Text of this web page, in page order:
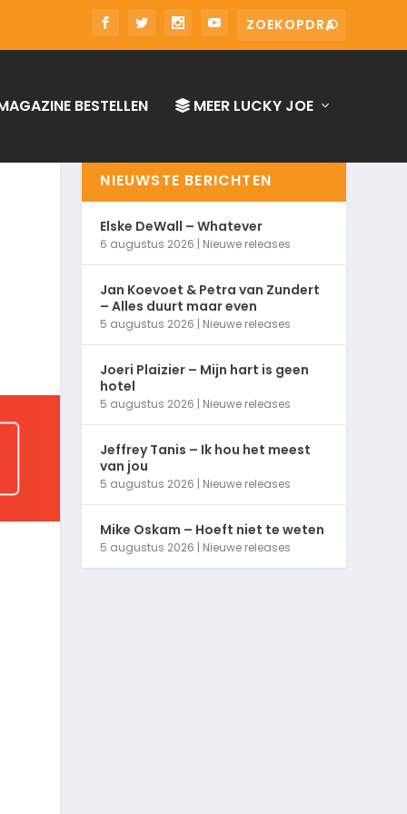
BESTELLEN MEER LUCKY JOE
NIEUWSTE BERICHTEN
Elske DeWall – Whatever
6 augustus 2026 | Nieuwe releases
Jan Koevoet & Petra van Zundert
– Alles duurt maar even
5 augustus 2026 | Nieuwe releases
Joeri Plaizier – Mijn hart is geen
hotel
5 augustus 2026 | Nieuwe releases
Jeffrey Tanis – Ik hou het meest
van jou
5 augustus 2026 | Nieuwe releases
Mike Oskam – Hoeft niet te weten
5 augustus 2026 | Nieuwe releases